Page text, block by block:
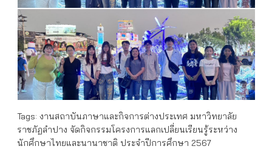
Tags: งานสถาบันภาษาและกิจการต่างประเทศ มหาวิทยาลัย
ราชภัฏลำปาง จัดกิจกรรมโครงการแลกเปลี่ยนเรียนรู้ระหว่าง
นักศึกษาไทยและนานาชาติ ประจำปีการศึกษา 2567